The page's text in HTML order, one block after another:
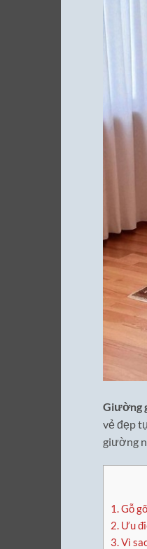
Giường
vẻ đẹp
giường
1.Gỗ
2. Ưu
3.Vì